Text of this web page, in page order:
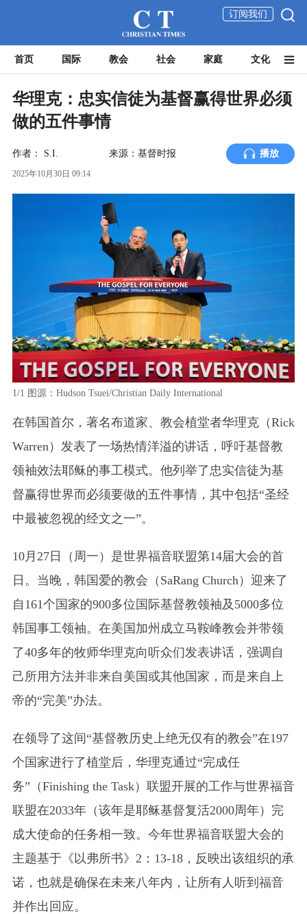
订阅我们
首页 国际 教会 社会 家庭 文化
华理克：忠实信徒为基督赢得世界必须
做的五件事情
作者： S.I. 来源：基督时报 播放
2025年10月30日 09:14
1/1 图源：Hudson Tsuei/Christian Daily International
在韩国首尔，著名布道家、教会植堂者华理克（Rick
Warren） 发表了一场热情洋溢的讲话，呼吁基督教
领袖效法耶稣的事工模式。他列举了忠实信徒为基
督赢得世界而必须要做的五件事情，其中包括“圣经
中最被忽视的经文之一”。
10月27日（周一）是世界福音联盟第14届大会的首
日。当晚，韩国爱的教会 （SaRang Church） 迎来了
自161个国家的900多位国际基督教领袖及5000多位
韩国事工领袖。在美国加州成立马鞍峰教会并带领
了40多年的牧师华理克向听众们发表讲话，强调自
己所用方法并非来自美国或其他国家，而是来自上
帝的“完美”办法。
在领导了这间“基督教历史上绝无仅有的教会”在197
个国家进行了植堂后，华理克通过“完成任
务” （Finishing the Task） 联盟开展的工作与世界福音
联盟在2033年（该年是耶稣基督复活2000周年）完
成大使命的任务相一致。今年世界福音联盟大会的
主题基于《以弗所书》2：13-18，反映出该组织的承
诺，也就是确保在未来八年内，让所有人听到福音
并作出回应。